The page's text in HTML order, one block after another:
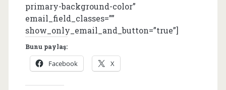
primary-background-color”
email_field_classes=””
show_only_email_and_button=”true”]
Bunu paylaş:
Facebook X